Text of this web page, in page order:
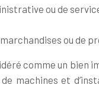
ou de
ou de
comme un
machines et